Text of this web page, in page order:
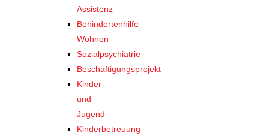
Assistenz
Behindertenhilfe
Wohnen
Sozialpsychiatrie
Beschäftigungsprojekt
Kinder
und
Jugend
Kinderbetreuung